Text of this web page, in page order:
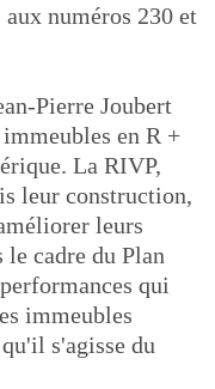
numéros 230 et
Pierre Joubert
en R +
La RIVP,
leur construction,
leurs
le cadre du Plan
qui
immeubles
s'agisse du